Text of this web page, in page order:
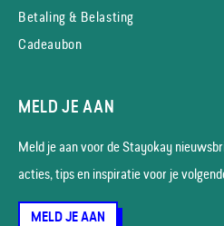
Betaling & Belasting
Cadeaubon
MELD JE AAN
Meld je aan voor de Stayokay
acties, tips en inspiratie voor je
MELD JE AAN